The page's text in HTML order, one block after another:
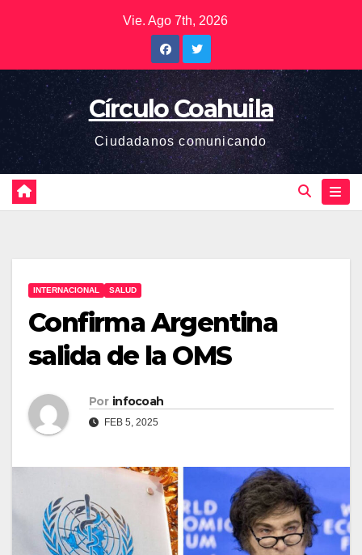
Vie. Ago 7th, 2026
Círculo Coahuila
Ciudadanos comunicando
INTERNACIONAL SALUD
Confirma Argentina
salida de la OMS
Por infocoah
FEB 5, 2025